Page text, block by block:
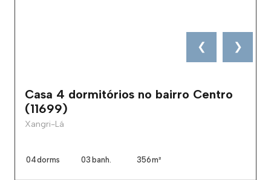
❮ ❯
Casa 4 dormitórios no bairro Centro
(11699)
Xangri-Lá
04dorms 03 banh. 356m²